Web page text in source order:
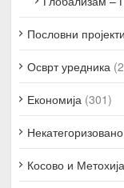
Пословни пројекти
Осврт уредника
Економија (301)
Некатегоризовано
Косово и Метохија